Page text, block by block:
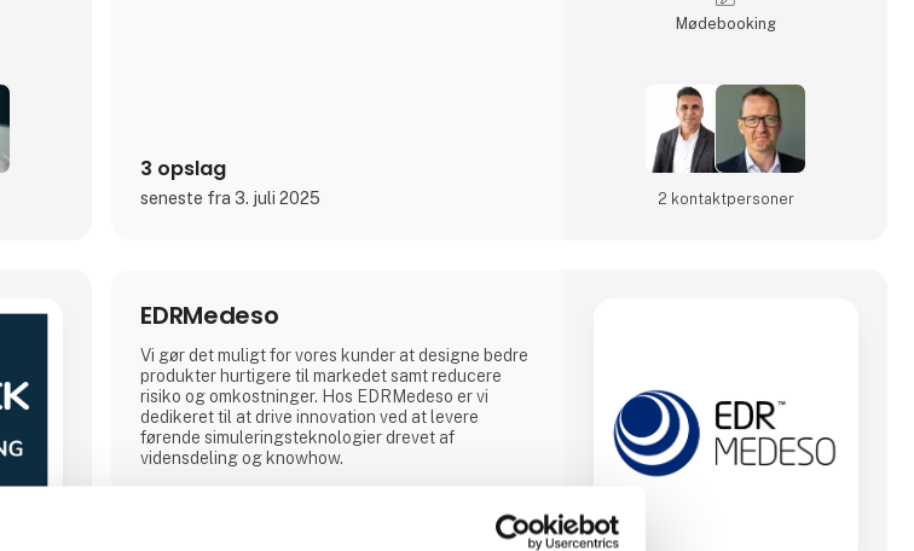
3 opslag
seneste fra 3. juli 2025
Møde­booking
2 kontakt­personer
EDRMedeso
Vi gør det muligt for vores kunder at designe bedre
produkter hurtigere til markedet samt reducere
risiko og omkostninger. Hos EDRMedeso er vi
dedikeret til at drive innovation ved at levere
førende simuleringsteknologier drevet af
vidensdeling og knowhow.